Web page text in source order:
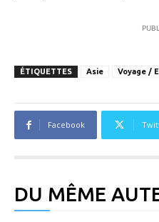
ÉTIQUETTES Asie Voyage /
Facebook
DU MÊME